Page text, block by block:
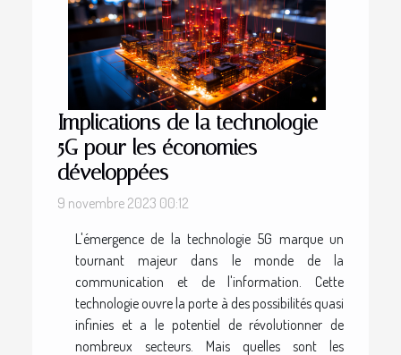
Implications de la technologie
5G pour les économies
développées
9 novembre 2023 00:12
L'émergence de la technologie 5G marque un
tournant majeur dans le monde de la
communication et de l'information. Cette
technologie ouvre la porte à des possibilités quasi
infinies et a le potentiel de révolutionner de
nombreux secteurs. Mais quelles sont les